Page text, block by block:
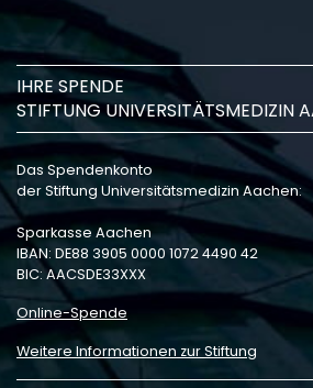
IHRE SPENDE
STIFTUNG UNIVERSITÄTSMEDIZIN
Das Spendenkonto
der Stiftung Universitätsmedizin Aachen:
Sparkasse Aachen
IBAN: DE88 3905 0000 1072 4490 42
BIC: AACSDE33XXX
Online-Spende
Weitere Informationen zur Stiftung